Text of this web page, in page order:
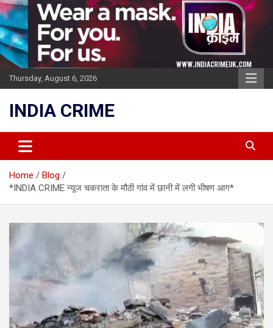
Skip
to
content
Thursday, August 6, 2026
INDIA CRIME
Home
Blog
*INDIA CRIME न्यूज चकराता के मौठी गांव में छानी में लगी भीषण आग*